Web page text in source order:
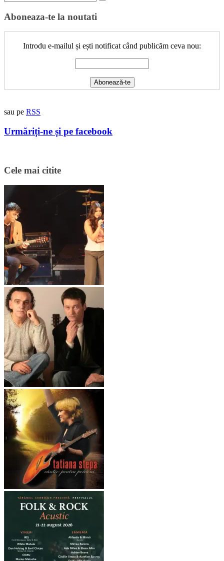
for:
Aboneaza-te la noutati
Introdu e-mailul și ești notificat când publicăm ceva nou:
sau pe RSS
Urmăriți-ne și pe facebook
Cele mai citite